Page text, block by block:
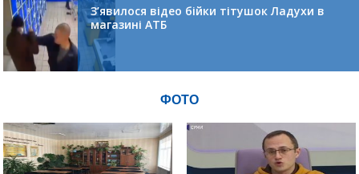
З’явилося відео бійки тітушок Ладухи в
магазині АТБ
ФОТО